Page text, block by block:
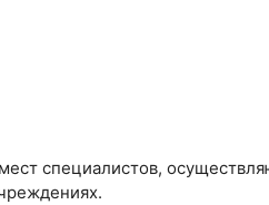
специалистов,